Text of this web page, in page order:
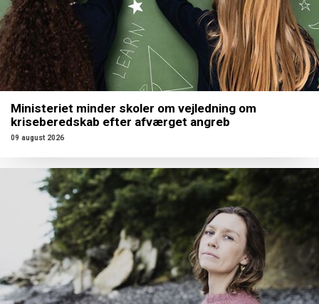
Ministeriet minder skoler om vejledning om
kriseberedskab efter afværget angreb
09 august 2026